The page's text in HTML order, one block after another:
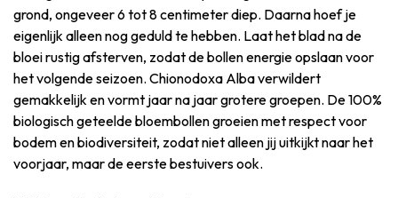
grond, ongeveer 6 tot 8 centimeter diep. Daarna hoef je
eigenlijk alleen nog geduld te hebben. Laat het blad na de
bloei rustig afsterven, zodat de bollen energie opslaan voor
het volgende seizoen. Chionodoxa Alba verwildert
gemakkelijk en vormt jaar na jaar grotere groepen. De 100%
biologisch geteelde bloembollen groeien met respect voor
bodem en biodiversiteit, zodat niet alleen jij uitkijkt naar het
voorjaar, maar de eerste bestuivers ook.